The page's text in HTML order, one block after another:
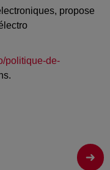
propose
politique-de-